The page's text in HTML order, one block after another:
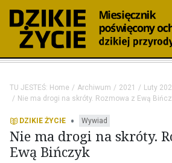
TU JESTEŚ: Home Archiwum 2021
Luty
Nie ma drogi na skróty. Rozmowa z Ewą
DZIKIE ŻYCIE • Wywiad
Nie ma drogi na skróty.
Ewą Bińczyk